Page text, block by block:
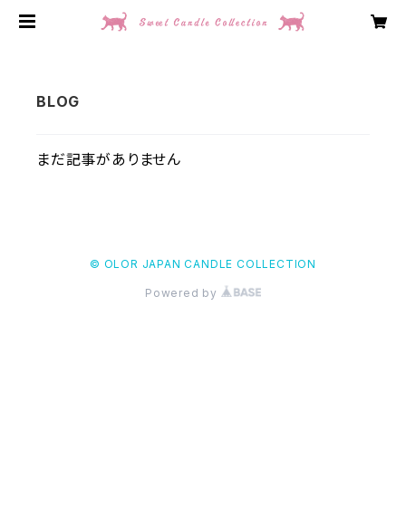
まだ記事がありません
© OLOR JAPAN CANDLE COLLECTION
Powered by